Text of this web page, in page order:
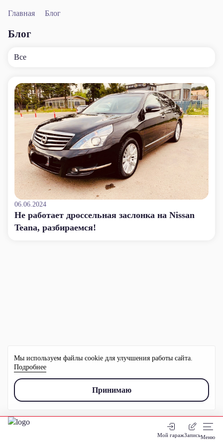
Мой гаражЗаписьМеню
Главная Блог
Блог
Все
06.06.2024
Не работает дроссельная заслонка на Nissan
Teana, разбираемся!
Мы используем файлы cookie для улучшения работы сайта.
Подробнее
Принимаю